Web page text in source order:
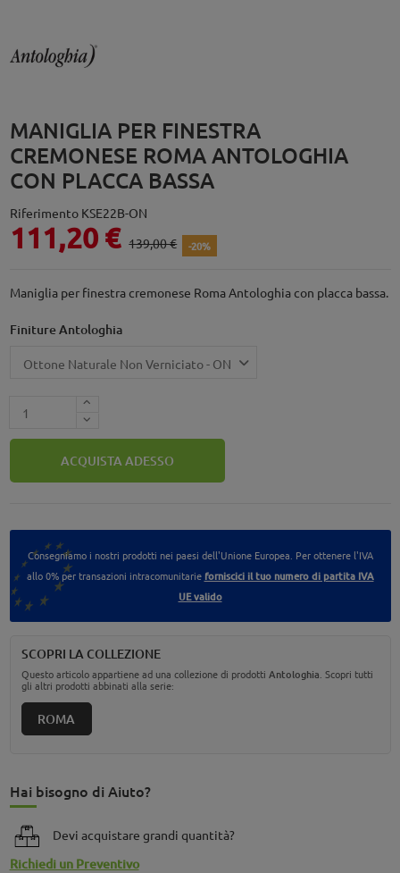
MANIGLIA PER FINESTRA
CREMONESE ROMA ANTOLOGHIA
CON PLACCA BASSA
Riferimento KSE22B-ON
111,20 € 139,00 € -20%
Maniglia per finestra cremonese Roma Antologhia con placca bassa.
Finiture Antologhia
ACQUISTA ADESSO
Consegniamo i nostri prodotti nei paesi dell'Unione Europea. Per ottenere l'IVA
allo 0% per transazioni intracomunitarie forniscici il tuo numero di partita IVA
UE valido
SCOPRI LA COLLEZIONE
Questo articolo appartiene ad una collezione di prodotti Antologhia. Scopri tutti
gli altri prodotti abbinati alla serie:
ROMA
Hai bisogno di Aiuto?
Devi acquistare grandi quantità?
Richiedi un Preventivo